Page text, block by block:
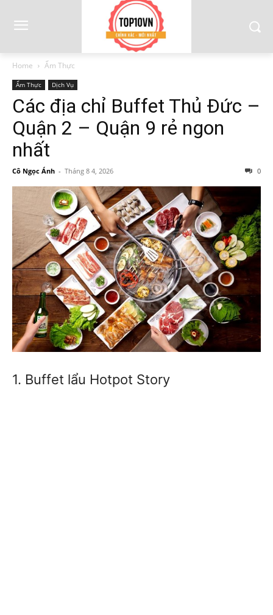
Home Ẩm Thực
Ẩm Thực Dịch Vụ
Các địa chỉ Buffet Thủ Đức –
Quận 2 – Quận 9 rẻ ngon
nhất
Cô Ngọc Ánh - Tháng 8 4, 2026 0
1. Buffet lẩu Hotpot Story